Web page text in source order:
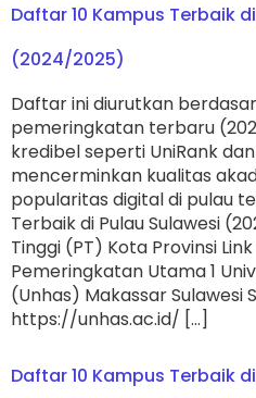
Daftar 10 Kampus Terbaik
(2024/2025)
Daftar ini diurutkan
pemeringkatan terbaru
kredibel seperti UniRank
mencerminkan kualitas
popularitas digital di pulau
Terbaik di Pulau Sulawesi
Tinggi (PT) Kota Provinsi
Pemeringkatan Utama 1
(Unhas) Makassar Sulawesi
https://unhas.ac.id/ […]
Daftar 10 Kampus Terbaik